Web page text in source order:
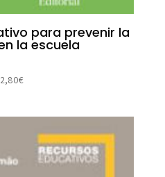
para prevenir la
la escuela
€